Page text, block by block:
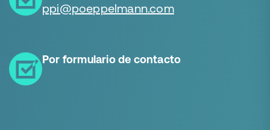
ppi@poeppelmann.com
Por formulario de contacto